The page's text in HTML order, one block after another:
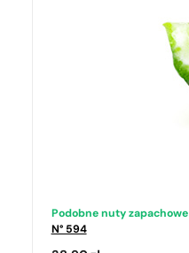
Podobne nuty zapachowe
N° 594